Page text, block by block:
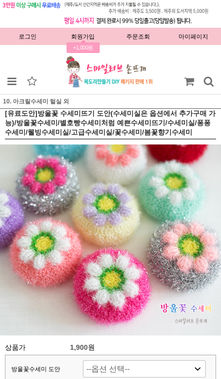
로그인 회원가입
+1,000원
주문조회 마이페이지
10. 아크릴수세미 털실 외
[유료도안]방울꽃 수세미뜨기 도안(수세미실은 옵션에서 추가구매 가
능)/방울꽃수세미/별호빵수세미처럼 예쁜수세미뜨기/수세미실/퐁퐁
수세미/웰빙수세미실/고급수세미실/꽃수세미/봄꽃향기수세미
상품가 1,900원
방울꽃수세미 도안